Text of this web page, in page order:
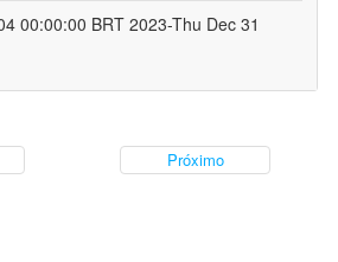
00:00:00 BRT 2023-Thu Dec 31
Próximo